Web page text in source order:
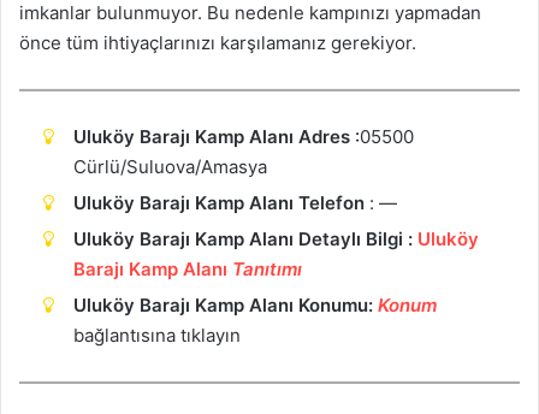
imkanlar bulunmuyor. Bu nedenle kampınızı yapmadan
önce tüm ihtiyaçlarınızı karşılamanız gerekiyor.
Uluköy Barajı Kamp Alanı Adres :05500
Cürlü/Suluova/Amasya
Uluköy Barajı Kamp Alanı Telefon : —
Uluköy Barajı Kamp Alanı Detaylı Bilgi : Uluköy
Barajı Kamp Alanı Tanıtımı
Uluköy Barajı Kamp Alanı Konumu: Konum
bağlantısına tıklayın